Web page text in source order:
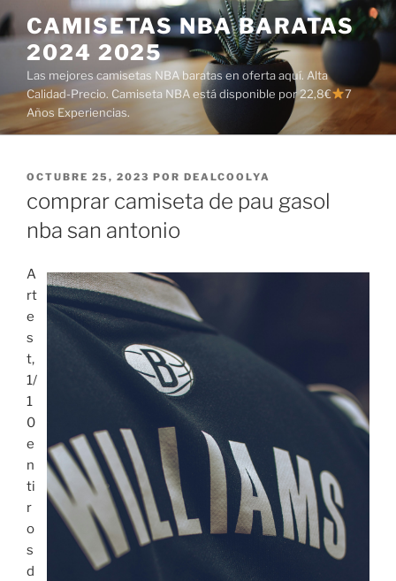
Saltar
al
contenido
CAMISETAS NBA BARATAS
2024 2025
Las mejores camisetas NBA baratas en oferta aquí. Alta
Calidad-Precio. Camiseta NBA está disponible por 22,8€
7
Años Experiencias.
PUBLICADO
OCTUBRE 25, 2023 POR DEALCOOLYA
comprar camiseta de pau gasol
nba san antonio
A
rt
e
s
t,
1/
1
0
e
n
ti
r
o
s
d